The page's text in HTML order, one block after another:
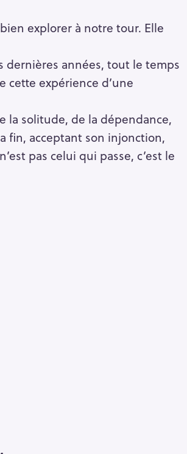
explorer à notre tour. Elle
dernières années, tout le temps
cette expérience d’une
la solitude, de la dépendance,
fin, acceptant son injonction,
pas celui qui passe, c’est le